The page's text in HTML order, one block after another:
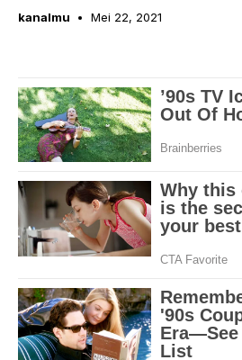
kanalmu Mei 22, 2021